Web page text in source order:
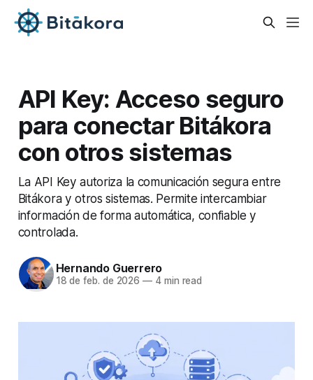
API Key: Acceso seguro
para conectar Bitákora
con otros sistemas
La API Key autoriza la comunicación segura entre
Bitákora y otros sistemas. Permite intercambiar
información de forma automática, confiable y
controlada.
Hernando Guerrero
18 de feb. de 2026 — 4 min read